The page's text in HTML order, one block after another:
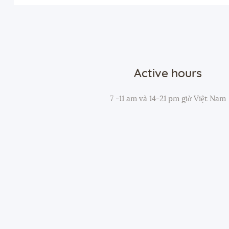
Active hours
7 -11 am và 14-21 pm giờ Việt Nam